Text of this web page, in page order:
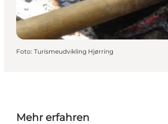
Foto: Turismeudvikling Hjørring
Mehr erfahren